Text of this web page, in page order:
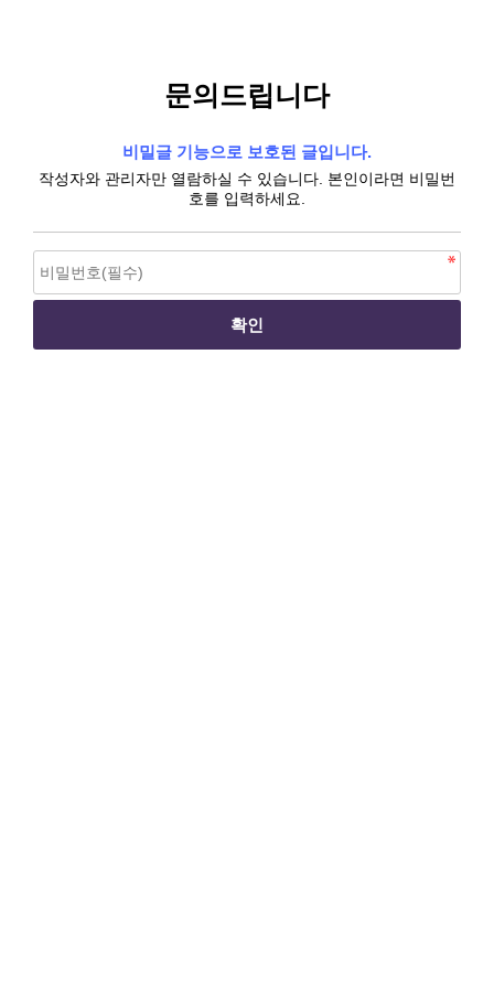
문의드립니다
비밀글 기능으로 보호된 글입니다.
작성자와 관리자만 열람하실 수 있습니다. 본인이라면 비밀번
호를 입력하세요.